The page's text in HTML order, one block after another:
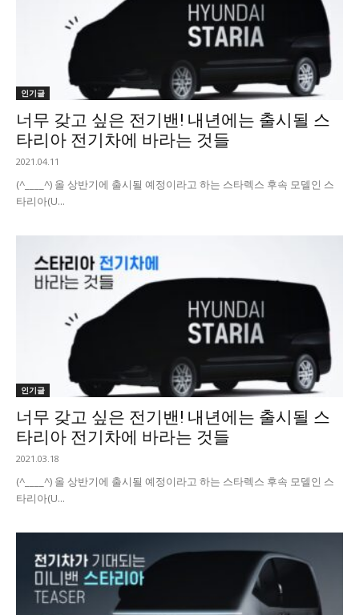
인기글
너무 갖고 싶은 전기밴! 내년에는 출시될 스
타리아 전기차에 바라는 것들
2021.04.11
(^____^) 올 상반기에 출시될 예정이라고 하는 스타렉스 후속 모델인 스
타리아(U...
인기글
너무 갖고 싶은 전기밴! 내년에는 출시될 스
타리아 전기차에 바라는 것들
2021.03.18
(^____^) 올 상반기에 출시될 예정이라고 하는 스타렉스 후속 모델인 스
타리아(U...